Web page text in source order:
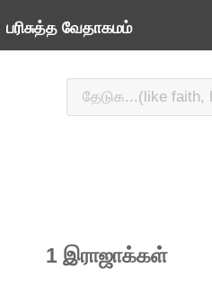
பரிசுத்த வேதாகமம்
1 இராஜாக்கள்